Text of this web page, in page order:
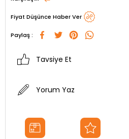
Fiyat Düşünce Haber Ver
Paylaş :
Tavsiye Et
Yorum Yaz